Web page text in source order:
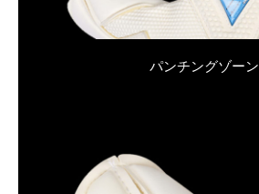
パンチングゾーン